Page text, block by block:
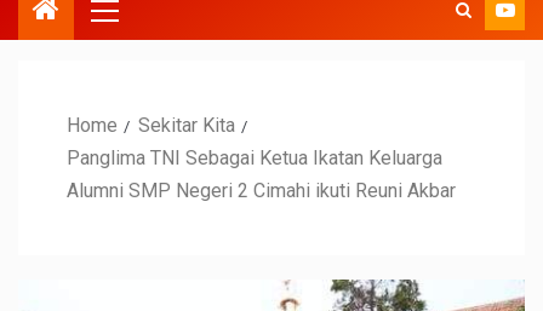
Home
Sekitar Kita
Panglima TNI Sebagai Ketua Ikatan Keluarga
Alumni SMP Negeri 2 Cimahi ikuti Reuni Akbar